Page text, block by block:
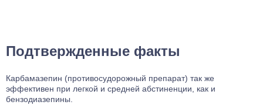
Подтвержденные факты
Карбамазепин (противосудорожный препарат) так же
эффективен при легкой и средней абстиненции, как и
бензодиазепины.